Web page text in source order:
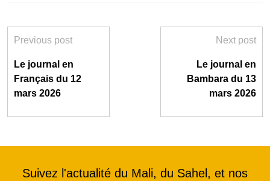
Previous post
Le journal en
Français du 12
mars 2026
Next post
Le journal en
Bambara du 13
mars 2026
Suivez l'actualité du Mali, du Sahel, et nos